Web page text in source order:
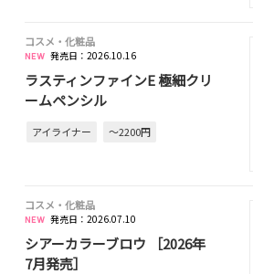
コスメ・化粧品
発売日：2026.10.16
ラスティンファインE 極細クリ
ームペンシル
アイライナー ～2200円
コスメ・化粧品
発売日：2026.07.10
シアーカラーブロウ ［2026年
7月発売］